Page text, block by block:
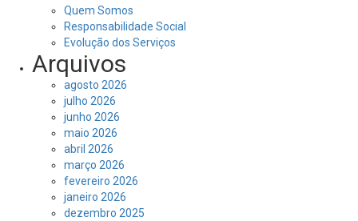
Quem Somos
Responsabilidade Social
Evolução dos Serviços
Arquivos
agosto 2026
julho 2026
junho 2026
maio 2026
abril 2026
março 2026
fevereiro 2026
janeiro 2026
dezembro 2025